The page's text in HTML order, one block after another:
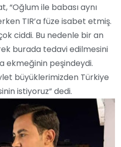
“Oğlum ile babası aynı
TIR’a füze isabet etmiş.
ciddi. Bu nedenle bir an
burada tedavi edilmesini
ekmeğinin peşindeydi.
büyüklerimizden Türkiye
istiyoruz” dedi.